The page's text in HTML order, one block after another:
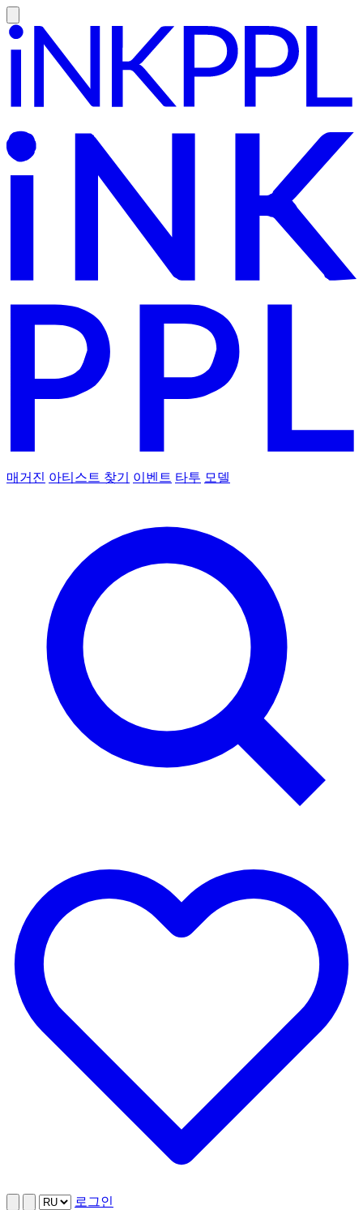
매거진 아티스트 찾기 이벤트 타투 모델
로그인